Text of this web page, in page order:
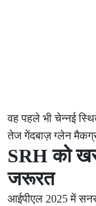
वह पहले भी चेन्नई
तेज गेंदबाज़ ग्लेन
SRH को
जरूरत
आईपीएल 2025 में